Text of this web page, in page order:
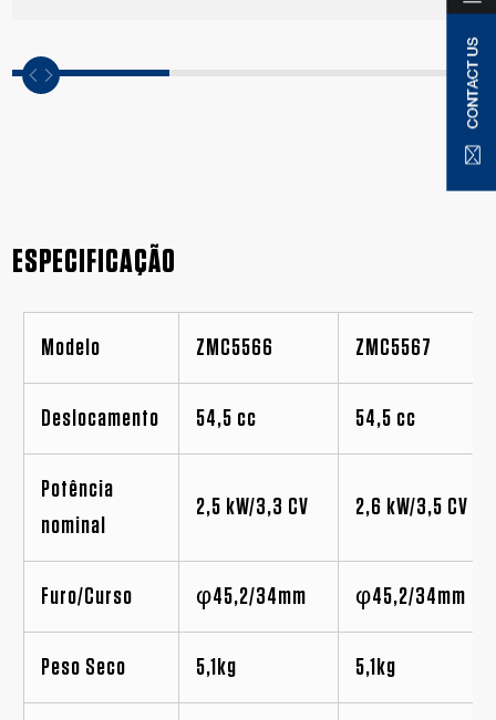
ESPECIFICAÇÃO
Modelo ZMC5566 ZMC5567
Deslocamento 54,5 cc 54,5 cc
Potência
nominal
2,5 kW/3,3 CV 2,6 kW/3,5 CV
Furo/Curso φ45,2/34mm φ45,2/34mm
Peso Seco 5,1kg 5,1kg